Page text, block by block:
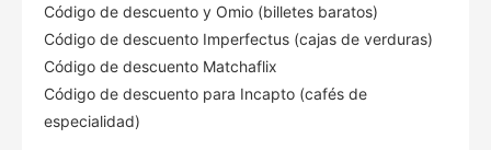
Código de descuento y Omio (billetes baratos)
Código de descuento Imperfectus (cajas de verduras)
Código de descuento Matchaflix
Código de descuento para Incapto (cafés de
especialidad)